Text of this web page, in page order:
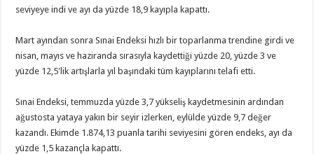
seviyeye indi ve ayı da yüzde 18,9 kayıpla kapattı.
Mart ayından sonra Sınai Endeksi hızlı bir toparlanma trendine girdi ve
nisan, mayıs ve haziranda sırasıyla kaydettiği yüzde 20, yüzde 3 ve
yüzde 12,5'lik artışlarla yıl başındaki tüm kayıplarını telafi etti.
Sınai Endeksi, temmuzda yüzde 3,7 yükseliş kaydetmesinin ardından
ağustosta yataya yakın bir seyir izlerken, eylülde yüzde 9,7 değer
kazandı. Ekimde 1.874,13 puanla tarihi seviyesini gören endeks, ayı da
yüzde 1,5 kazançla kapattı.